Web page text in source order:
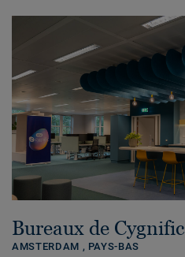
Bureaux de Cygnific
AMSTERDAM , PAYS-BAS